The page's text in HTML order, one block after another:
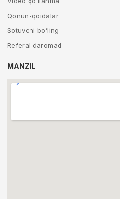
Qonun-qoidalar
Sotuvchi bo’ling
Referal daromad
MANZIL